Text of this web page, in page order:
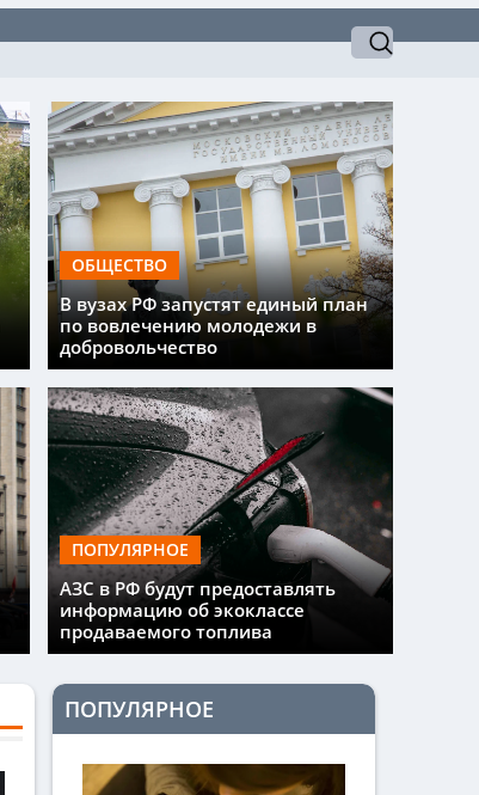
ОБЩЕСТВО
В вузах РФ запустят единый план
по вовлечению молодежи в
добровольчество
ПОПУЛЯРНОЕ
АЗС в РФ будут предоставлять
информацию об экоклассе
продаваемого топлива
ПОПУЛЯРНОЕ